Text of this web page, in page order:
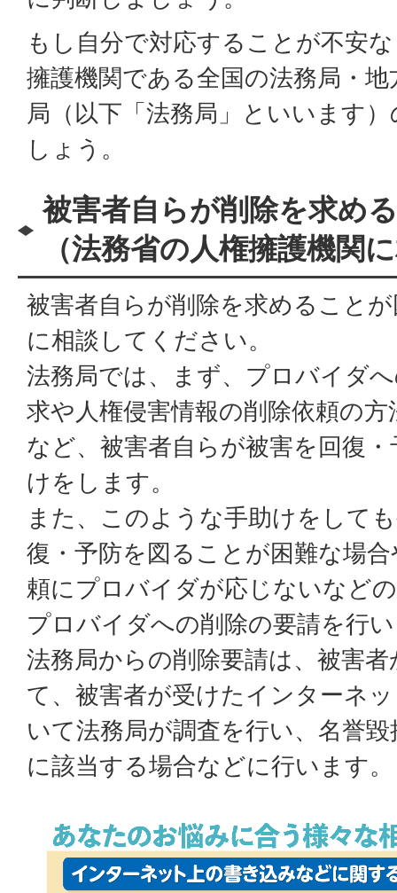
もし自分で対応することが不安
擁護機関である全国の法務局・
局（以下「法務局」といいます
しょう。
被害者自らが削除を求め
（法務省の人権擁護機関
被害者自らが削除を求めること
に相談してください。
法務局では、まず、プロバイダ
求や人権侵害情報の削除依頼の
など、被害者自らが被害を回復
けをします。
また、このような手助けをして
復・予防を図ることが困難な場
頼にプロバイダが応じないなど
プロバイダへの削除の要請を行
法務局からの削除要請は、被害
て、被害者が受けたインターネ
いて法務局が調査を行い、名誉
に該当する場合などに行います。